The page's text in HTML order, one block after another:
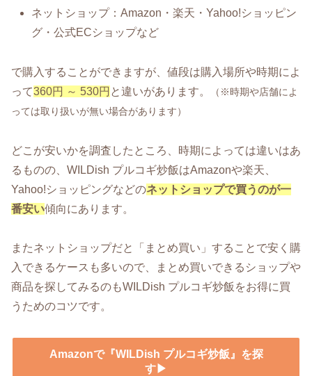
ネットショップ：Amazon・楽天・Yahoo!ショッピン
グ・公式ECショップなど
で購入することができますが、値段は購入場所や時期によ
って360円 ～ 530円 と違いがあります。
（※時期や店舗によ
っては取り扱いが無い場合があります）
どこが安いかを調査したところ、時期によっては違いはあ
るものの、WILDish プルコギ炒飯はAmazonや楽天、
Yahoo!ショッピングなどのネットショップで買うのが一
番安い傾向にあります。
またネットショップだと「まとめ買い」することで安く購
入できるケースも多いので、まとめ買いできるショップや
商品を探してみるのもWILDish プルコギ炒飯をお得に買
うためのコツです。
Amazonで『WILDish プルコギ炒飯』を探
す▶